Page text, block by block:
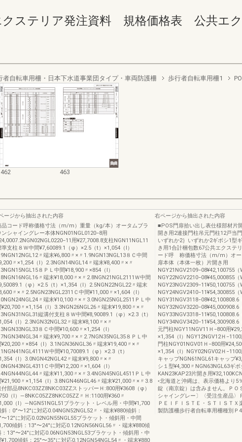
クステリア発注資料 規格価格表 公共エク
者自転車用柵・日本下水道事業団タイプ・車両防護柵 歩行者自転車用柵1
462 463
ージから抽出された内容
品コード呼称価格寸法（m/m）重量（kg/本）オータムブラ
ンシャイングレー本体NGN01NGL0120−8用
用¥27,7008.8支柱NGN11NGL11
準支柱８Ｗ中間¥7,60089.1（φ）×2.5（t）×1,054（l）
〃端末¥6,800〃×〃1.9NGN13NGL13８Ｃ中間
〃×1,254（l）2.3NGN14NGL14〃端末¥8,400〃×〃
８ＰＬ中間¥18,900〃×854（l）
〃端末¥18,000〃×〃2.8NGN21NGL2111Ｗ中間
（φ）×2.5（t）×1,354（l）2.5NGN22NGL22〃端末
〃×〃2.5NGN23NGL2311Ｃ中間¥11,000〃×1,604（l）
〃端末¥10,100〃×〃3.0NGN25NGL2511ＰＬ中
¥20,700〃×1,154（l）3.3NGN26NGL26〃端末¥19,800〃×〃
縦溝付支柱８Ｗ中間¥8,90089.1（φ）×2.3（t）
（l）2.3NGN32NGL32〃端末¥8,100〃×〃
８Ｃ中間¥10,600〃×1,254（l）
〃端末¥9,700〃×〃2.7NGN35NGL35８ＰＬ中
¥20,200〃×854（l）3.1NGN36NGL36〃端末¥19,400〃×〃
Ｗ中間¥10,70089.1（φ）×2.3（t）
（l）3.0NGN42NGL42〃端末¥9,800〃×〃
Ｃ中間¥12,200〃×1,604（l）
〃端末¥11,300〃×〃3.4NGN45NGL4511ＰＬ中
¥21,900〃×1,154（l）3.8NGN46NGL46〃端末¥21,000〃×〃3.8
付部品8NKC03ZZ8NKC03ZZストッパーＨ:800用¥3608（φ）
（l）—8NKC05ZZ8NKC05ZZ〃Ｈ:1100用¥360〃
（l）—NGN51NGL51ブラケット・レベル用・中間¥1,700
斜：0°〜12°に対応0.04NGN52NGL52〃・端末¥880傾斜：
〜12°に対応0.02NGN55NGL55ブラケット・傾斜用・中間
傾斜：13°〜24°に対応0.12NGN56NGL56〃・端末¥880傾
：13°〜24°に対応0.06NGN53NGL53ブラケット・傾斜用・中
¥1,700傾斜：25°〜35°に対応0.12NGN54NGL54〃・端末¥880
右ページから抽出された内容
■POS門扉拾い出し表仕様部材片
開き用2連接門柱吊元門柱12戸当
いずれか2｝いずれか2ギボシ1型
き用1合計梱包数67公共エクステ
ード呼 称価格寸法（m/m）オー
扉本体（本体一枚）片開き用
NGY21NGV2109−08¥42,100755（
NGY22NGV2210−08¥45,000855（
NGY23NGV2309−11¥50,100755（
NGY24NGV2410−11¥54,300855
NGY31NGV3118−08¥42,100808.6
NGY32NGV3220−08¥45,000908.6
NGY33NGV3318−11¥50,100808.6
元門柱NGY11NGV11Ｈ−800用
×1,354（l）NGY12NGV12Ｈ
門柱NGY01NGV01Ｈ−800用
×1,354（l）NGY02NGV02Ｈ
キャップNGN61NGL61キャップ
シ１型¥4,300〃NGN63NGL63ギ
KAN23KAP23片開き用
◦北海道と沖縄は、表示価格より5
錠（南京錠）は含みません。ＰＯ
シャイングレー〕〈受注生産品〉
ＰＥＩＦＩＳＴＥ・ＳＴＩＳＴ
製防護柵歩行者自転車用柵種別Ｐ